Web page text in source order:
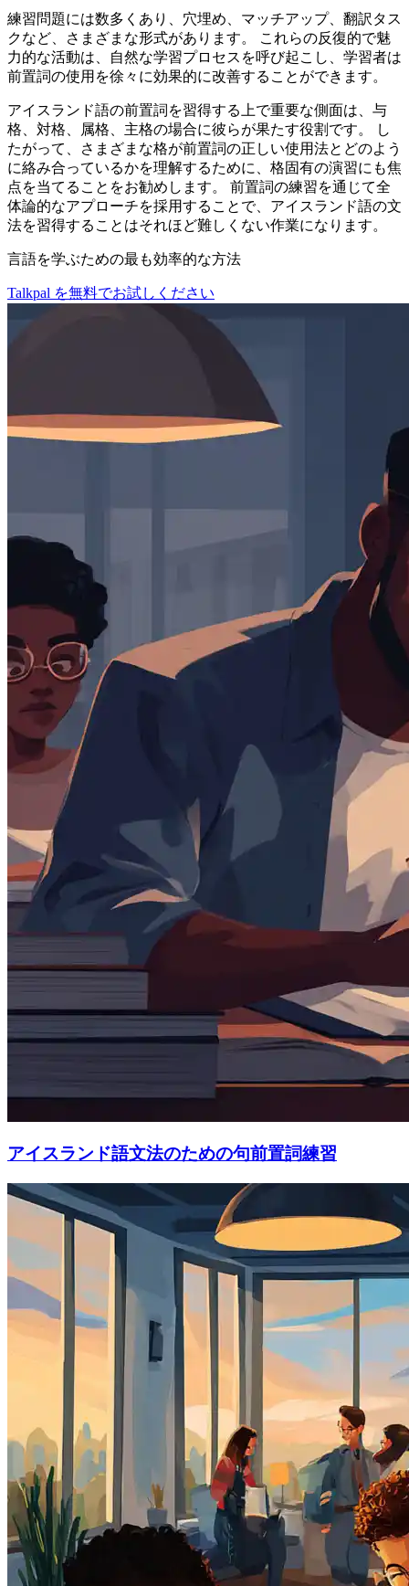
練習問題には数多くあり、穴埋め、マッチアップ、翻訳タス
クなど、さまざまな形式があります。 これらの反復的で魅
力的な活動は、自然な学習プロセスを呼び起こし、学習者は
前置詞の使用を徐々に効果的に改善することができます。
アイスランド語の前置詞を習得する上で重要な側面は、与
格、対格、属格、主格の場合に彼らが果たす役割です。 し
たがって、さまざまな格が前置詞の正しい使用法とどのよう
に絡み合っているかを理解するために、格固有の演習にも焦
点を当てることをお勧めします。 前置詞の練習を通じて全
体論的なアプローチを採用することで、アイスランド語の文
法を習得することはそれほど難しくない作業になります。
言語を学ぶための最も効率的な方法
Talkpal を無料でお試しください
アイスランド語文法のための句前置詞練習